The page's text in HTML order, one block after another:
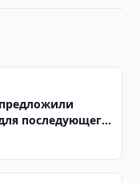
последующего